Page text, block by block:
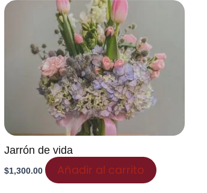
Jarrón de vida
$1,300.00 Añadir al carrito